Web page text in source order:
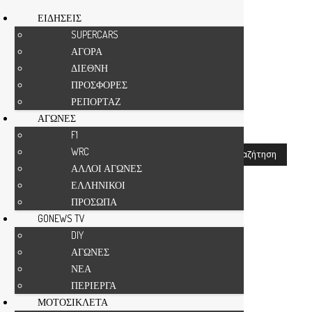
Αναζήτηση
Concours d'Elegance
αποτελέσματα αναζήτησης
Αν δεν είστε ευχαριστημένοι με τα αποτελέσματα,
ΕΙΔΗΣΕΙΣ
SUPERCARS
ΑΓΟΡΑ
ΔΙΕΘΝΗ
ΠΡΟΣΦΟΡΕΣ
ΡΕΠΟΡΤΑΖ
ΑΓΩΝΕΣ
F1
WRC
ΑΛΛΟΙ ΑΓΩΝΕΣ
ΕΛΛΗΝΙΚΟΙ
ΠΡΟΣΩΠΑ
GONEWS TV
DIY
ΑΓΩΝΕΣ
ΝΕΑ
ΠΕΡΙΕΡΓΑ
ΜΟΤΟΣΙΚΛΕΤΑ